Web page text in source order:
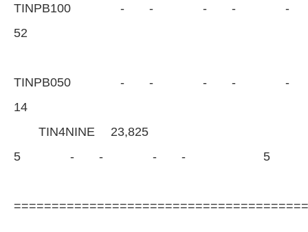
TINPB100 - -
52
TINPB050 - -
14
TIN4NINE 23,825
5 - - - - 5